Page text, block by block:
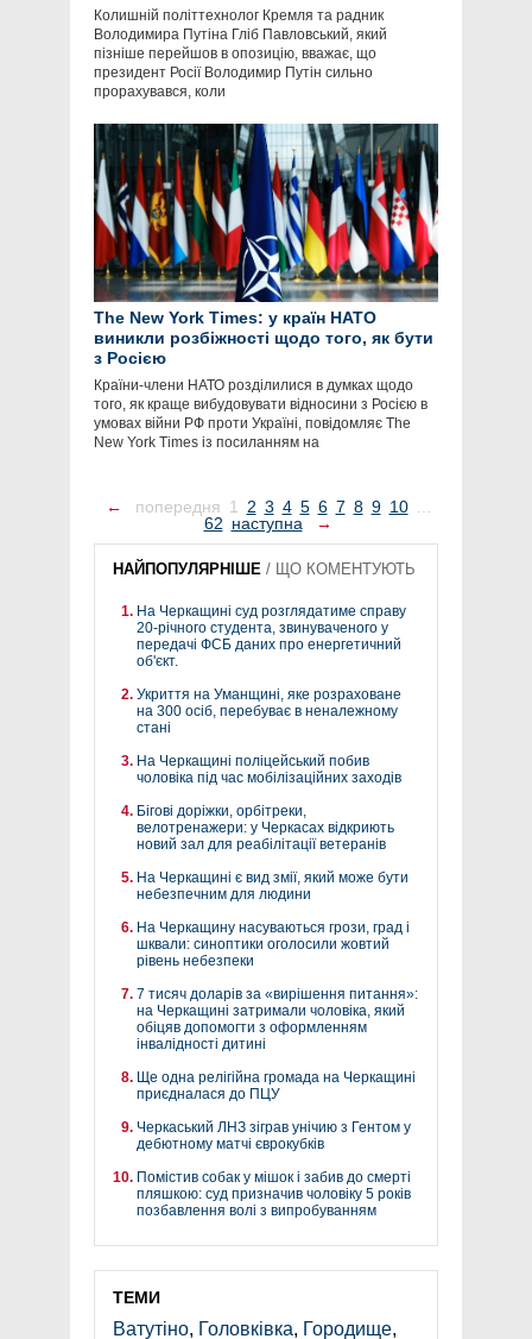
Колишній політтехнолог Кремля та радник
Володимира Путіна Гліб Павловський, який
пізніше перейшов в опозицію, вважає, що
президент Росії Володимир Путін сильно
прорахувався, коли
The New York Times: у країн НАТО
виникли розбіжності щодо того, як бути
з Росією
Країни-члени НАТО розділилися в думках щодо
того, як краще вибудовувати відносини з Росією в
умовах війни РФ проти Україні, повідомляє The
New York Times із посиланням на
← попередня 1 2 3 4 5 6 7 8 9 10 ...
62 наступна →
НАЙПОПУЛЯРНІШЕ / ЩО КОМЕНТУЮТЬ
На Черкащині суд розглядатиме справу
20-річного студента, звинуваченого у
передачі ФСБ даних про енергетичний
об'єкт.
Укриття на Уманщині, яке розраховане
на 300 осіб, перебуває в неналежному
стані
На Черкащині поліцейський побив
чоловіка під час мобілізаційних заходів
Бігові доріжки, орбітреки,
велотренажери: у Черкасах відкриють
новий зал для реабілітації ветеранів
На Черкащині є вид змії, який може бути
небезпечним для людини
На Черкащину насуваються грози, град і
шквали: синоптики оголосили жовтий
рівень небезпеки
7 тисяч доларів за «вирішення питання»:
на Черкащині затримали чоловіка, який
обіцяв допомогти з оформленням
інвалідності дитині
Ще одна релігійна громада на Черкащині
приєдналася до ПЦУ
Черкаський ЛНЗ зіграв унічию з Гентом у
дебютному матчі єврокубків
Помістив собак у мішок і забив до смерті
пляшкою: суд призначив чоловіку 5 років
позбавлення волі з випробуванням
ТЕМИ
Ватутіно, Головківка, Городище,